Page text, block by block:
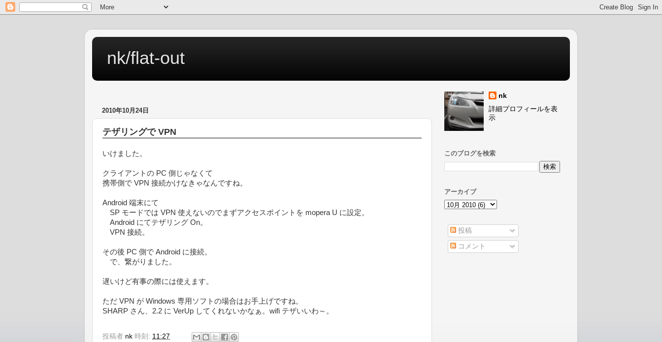
nk/flat-out
2010年10月24日
テザリングで VPN
いけました。
クライアントの PC 側じゃなくて
携帯側で VPN 接続かけなきゃなんですね。
Android 端末にて
SP モードでは VPN 使えないのでまずアクセスポイントを mopera U に設定。
Android にてテザリング On。
VPN 接続。
その後 PC 側で Android に接続。
で、繋がりました。
遅いけど有事の際には使えます。
ただ VPN が Windows 専用ソフトの場合はお手上げですね。
SHARP さん、2.2 に VerUp してくれないかなぁ。wifi テザいいわ～。
投稿者 nk 時刻: 11:27
nk
詳細プロフィールを表
示
このブログを検索
アーカイブ
投稿
コメント